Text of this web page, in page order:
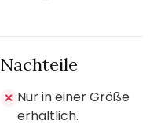
Nachteile
✕ Nur in einer Größe
erhältlich.